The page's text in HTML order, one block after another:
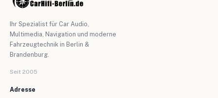
Ihr Spezialist für Car Audio,
Multimedia, Navigation und moderne
Fahrzeugtechnik in Berlin &
Brandenburg.
Seit 2005
Adresse